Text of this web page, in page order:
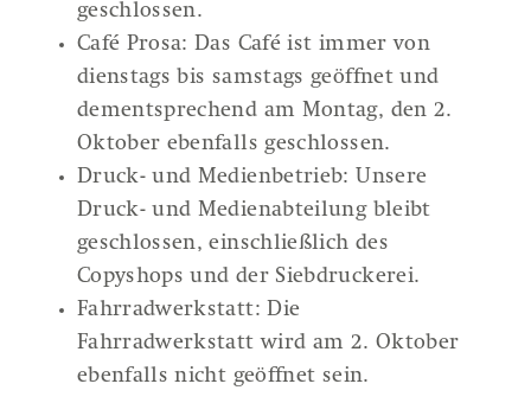
geschlossen.
Café Prosa: Das Café ist immer von
dienstags bis samstags geöffnet und
dementsprechend am Montag, den 2.
Oktober ebenfalls geschlossen.
Druck- und Medienbetrieb: Unsere
Druck- und Medienabteilung bleibt
geschlossen, einschließlich des
Copyshops und der Siebdruckerei.
Fahrradwerkstatt: Die
Fahrradwerkstatt wird am 2. Oktober
ebenfalls nicht geöffnet sein.